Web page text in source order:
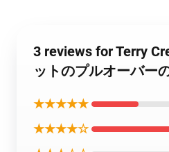
3 reviews for Terry
ットのプルオーバー
★★★★★
★★★★☆